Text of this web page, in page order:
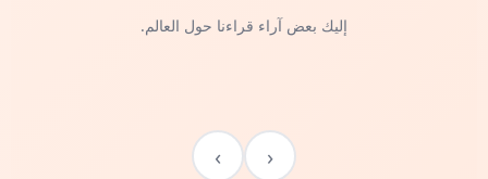
إليك بعض آراء قراءنا حول العالم.
‹
›